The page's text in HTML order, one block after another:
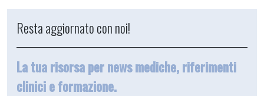
Resta aggiornato con noi!
La tua risorsa per news mediche, riferimenti
clinici e formazione.